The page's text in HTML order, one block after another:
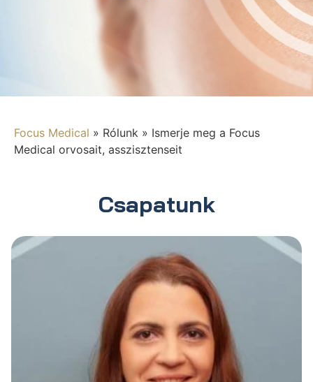
Focus Medical » Rólunk » Ismerje meg a Focus
Medical orvosait, asszisztenseit
Csapatunk